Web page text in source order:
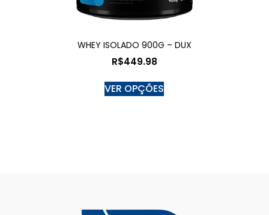
WHEY ISOLADO 900G – DUX
R$449.98
VER OPÇÕES